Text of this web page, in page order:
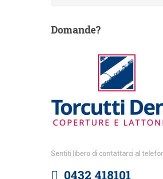
Domande?
Sentiti libero di contattarci al
0432 418101